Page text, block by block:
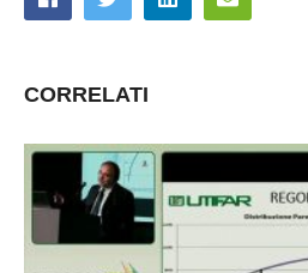
CORRELATI